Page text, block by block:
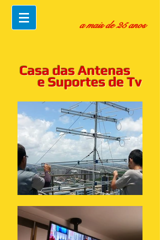
a mais de 25 anos
Casa das Antenas
e Suportes de Tv